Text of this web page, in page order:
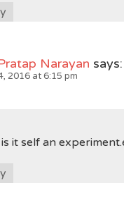
Narayan says:
2016 at 6:15 pm
it self an